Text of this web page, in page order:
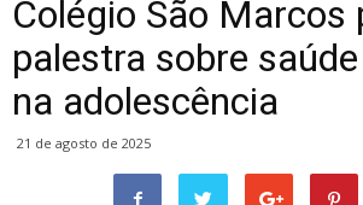
Colégio São Marcos
palestra sobre
na adolescência
21 de agosto de 2025